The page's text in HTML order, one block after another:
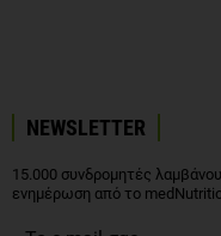
NEWSLETTER
15.000 συνδρομητές
ενημέρωση από το